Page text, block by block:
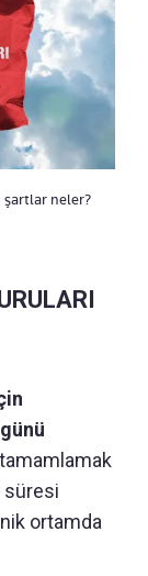
şartlar neler?
tamamlamak
süresi
ortamda